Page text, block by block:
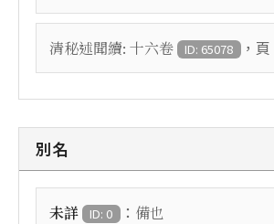
清秘述聞續: 十六卷 ID: 65078 ，頁
別名
未詳 ID: 0 ： 備也